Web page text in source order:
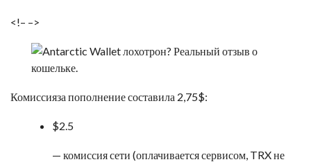
<!– –>
Комиссияза пополнение составила 2,75$:
$2.5
— комиссия сети (оплачивается сервисом, TRX не